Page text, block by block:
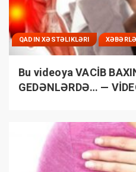
QADIN XƏSTƏLIKLƏRI
Bu videoya VACİB
GEDƏNLƏRDƏ… —